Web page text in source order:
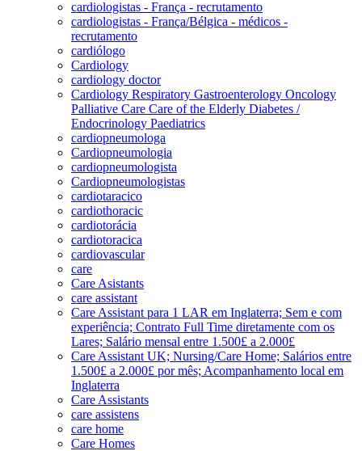
cardiologistas - França - recrutamento
cardiologistas - França/Bélgica - médicos -
recrutamento
cardiólogo
Cardiology
cardiology doctor
Cardiology Respiratory Gastroenterology Oncology
Palliative Care Care of the Elderly Diabetes /
Endocrinology Paediatrics
cardiopneumologa
Cardiopneumologia
cardiopneumologista
Cardiopneumologistas
cardiotaracico
cardiothoracic
cardiotorácia
cardiotoracica
cardiovascular
care
Care Asistants
care assistant
Care Assistant para 1 LAR em Inglaterra; Sem e com
experiência; Contrato Full Time diretamente com os
Lares; Salário mensal entre 1.500£ a 2.000£
Care Assistant UK; Nursing/Care Home; Salários entre
1.500£ a 2.000£ por mês; Acompanhamento local em
Inglaterra
Care Assistants
care assistens
care home
Care Homes